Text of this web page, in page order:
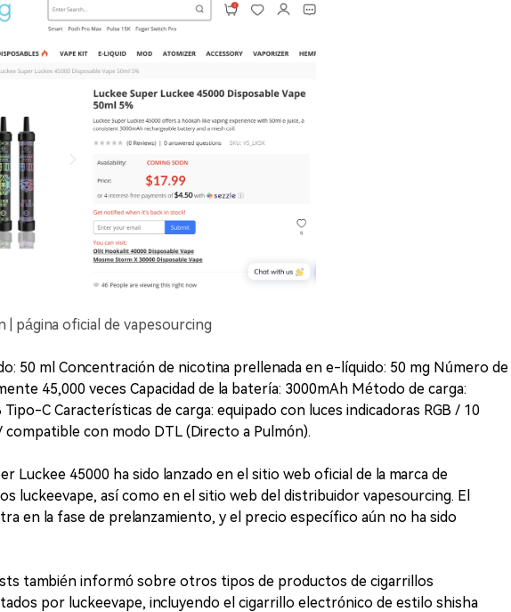
| página oficial de vapesourcing
50 ml Concentración de nicotina prellenada en e-líquido: 50 mg Número de
45,000 veces Capacidad de la batería: 3000mAh Método de carga:
C Características de carga: equipado con luces indicadoras RGB / 10
compatible con modo DTL (Directo a Pulmón).
Luckee 45000 ha sido lanzado en el sitio web oficial de la marca de
luckeevape, así como en el sitio web del distribuidor vapesourcing. El
en la fase de prelanzamiento, y el precio específico aún no ha sido
también informó sobre otros tipos de productos de cigarrillos
por luckeevape, incluyendo el cigarrillo electrónico de estilo shisha